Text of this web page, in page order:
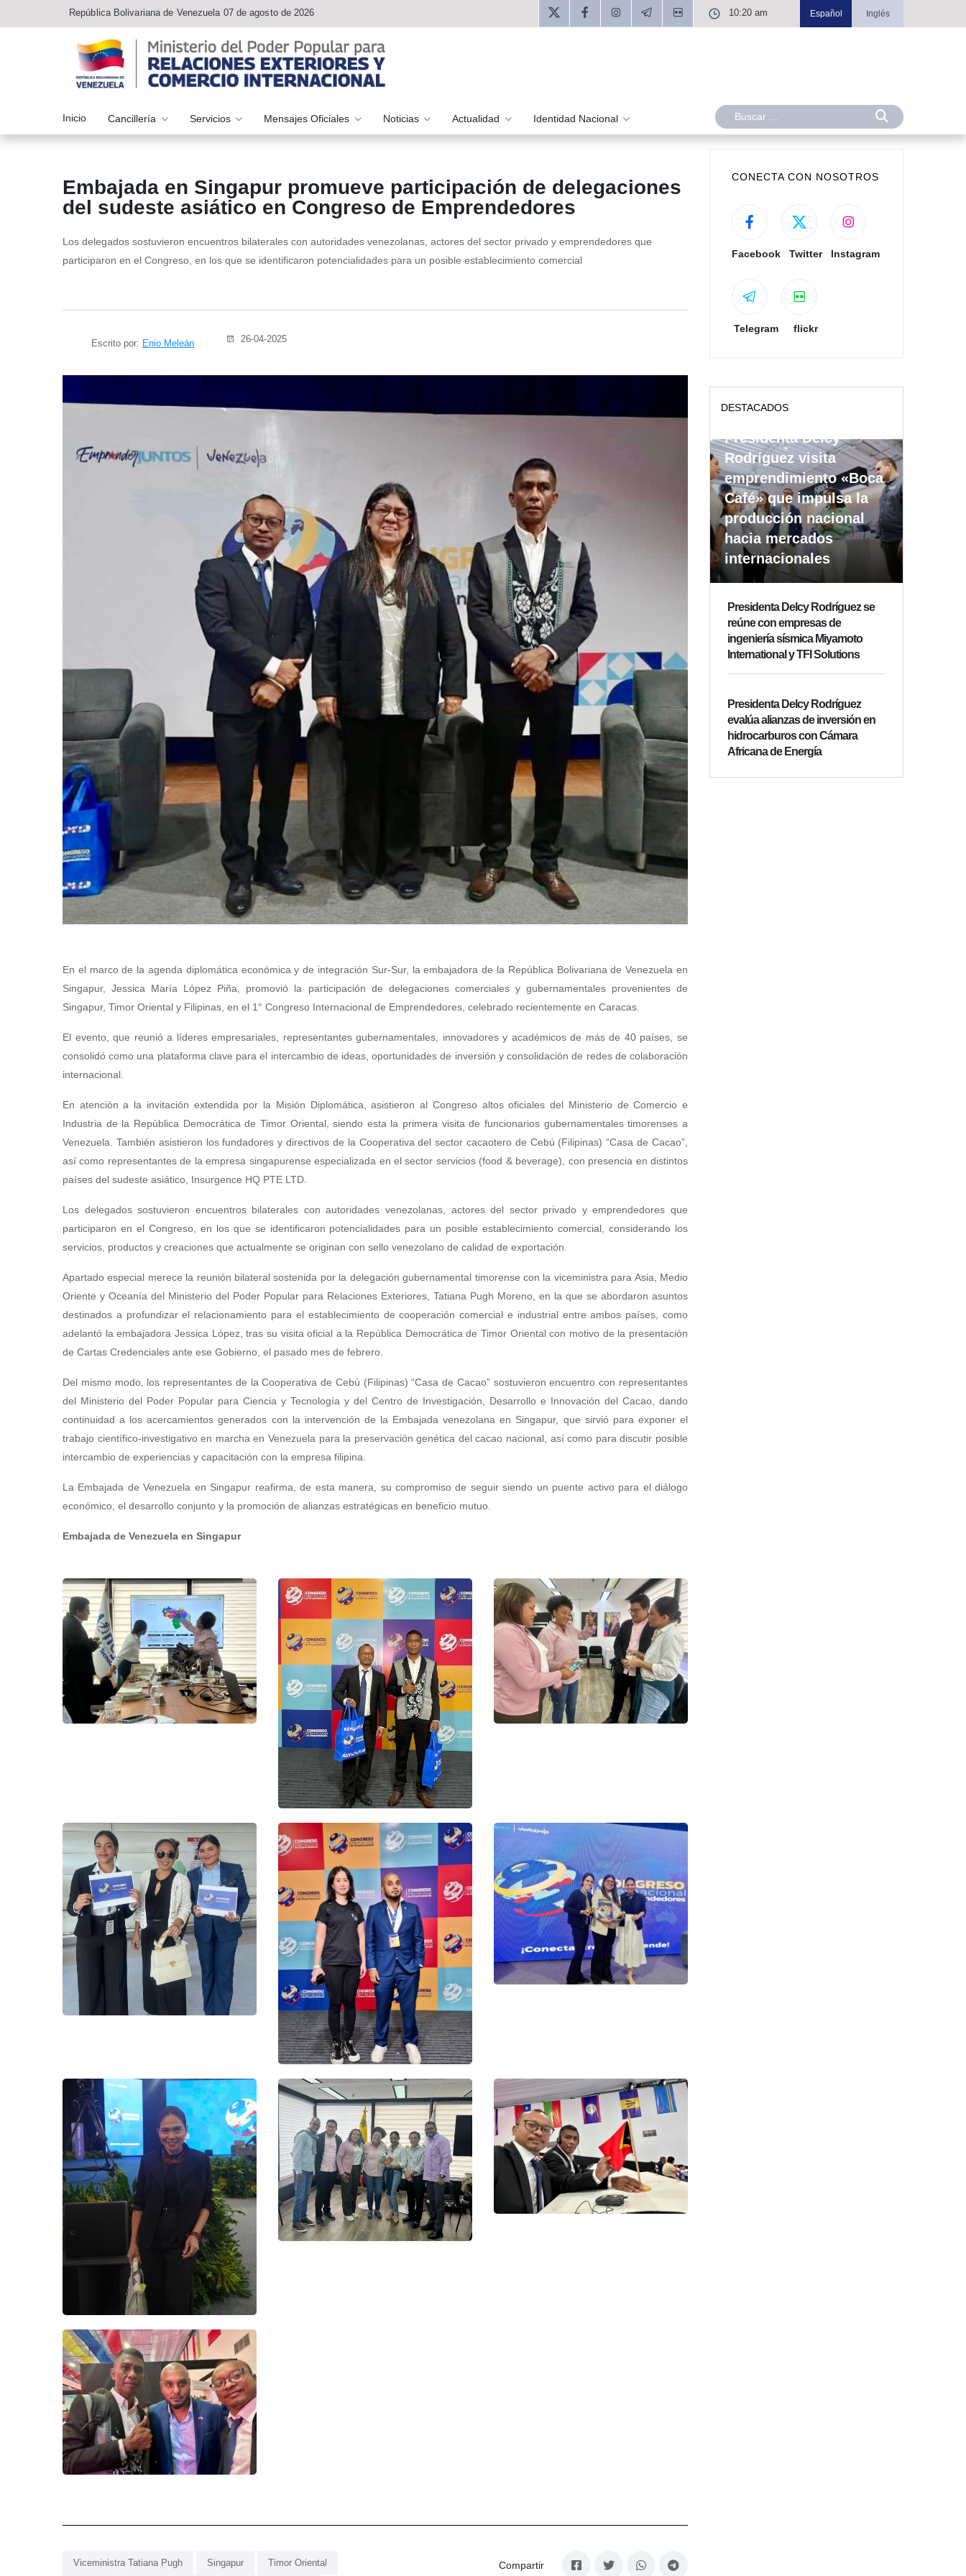
República Bolivariana de Venezuela 07 de agosto de 2026 10:20 am Español Inglés
Inicio Cancillería Servicios Mensajes Oficiales Noticias Actualidad Identidad Nacional
Embajada en Singapur promueve participación de delegaciones
del sudeste asiático en Congreso de Emprendedores
Los delegados sostuvieron encuentros bilaterales con autoridades venezolanas, actores del sector privado y emprendedores que
participaron en el Congreso, en los que se identificaron potencialidades para un posible establecimiento comercial
Escrito por: Enio Meleán 26-04-2025
En el marco de la agenda diplomática económica y de integración Sur-Sur, la embajadora de la República Bolivariana de Venezuela en
Singapur, Jessica María López Piña, promovió la participación de delegaciones comerciales y gubernamentales provenientes de
Singapur, Timor Oriental y Filipinas, en el 1° Congreso Internacional de Emprendedores, celebrado recientemente en Caracas.
El evento, que reunió a líderes empresariales, representantes gubernamentales, innovadores y académicos de más de 40 países, se
consolidó como una plataforma clave para el intercambio de ideas, oportunidades de inversión y consolidación de redes de colaboración
internacional.
En atención a la invitación extendida por la Misión Diplomática, asistieron al Congreso altos oficiales del Ministerio de Comercio e
Industria de la República Democrática de Timor Oriental, siendo esta la primera visita de funcionarios gubernamentales timorenses a
Venezuela. También asistieron los fundadores y directivos de la Cooperativa del sector cacaotero de Cebú (Filipinas) “Casa de Cacao”,
así como representantes de la empresa singapurense especializada en el sector servicios (food & beverage), con presencia en distintos
países del sudeste asiático, Insurgence HQ PTE LTD.
Los delegados sostuvieron encuentros bilaterales con autoridades venezolanas, actores del sector privado y emprendedores que
participaron en el Congreso, en los que se identificaron potencialidades para un posible establecimiento comercial, considerando los
servicios, productos y creaciones que actualmente se originan con sello venezolano de calidad de exportación.
Apartado especial merece la reunión bilateral sostenida por la delegación gubernamental timorense con la viceministra para Asia, Medio
Oriente y Oceanía del Ministerio del Poder Popular para Relaciones Exteriores, Tatiana Pugh Moreno, en la que se abordaron asuntos
destinados a profundizar el relacionamiento para el establecimiento de cooperación comercial e industrial entre ambos países, como
adelantó la embajadora Jessica López, tras su visita oficial a la República Democrática de Timor Oriental con motivo de la presentación
de Cartas Credenciales ante ese Gobierno, el pasado mes de febrero.
Del mismo modo, los representantes de la Cooperativa de Cebú (Filipinas) “Casa de Cacao” sostuvieron encuentro con representantes
del Ministerio del Poder Popular para Ciencia y Tecnología y del Centro de Investigación, Desarrollo e Innovación del Cacao, dando
continuidad a los acercamientos generados con la intervención de la Embajada venezolana en Singapur, que sirvió para exponer el
trabajo científico-investigativo en marcha en Venezuela para la preservación genética del cacao nacional, así como para discutir posible
intercambio de experiencias y capacitación con la empresa filipina.
La Embajada de Venezuela en Singapur reafirma, de esta manera, su compromiso de seguir siendo un puente activo para el diálogo
económico, el desarrollo conjunto y la promoción de alianzas estratégicas en beneficio mutuo.
Embajada de Venezuela en Singapur
Viceministra Tatiana Pugh Singapur Timor Oriental Compartir
CONECTA CON NOSOTROS
Facebook Twitter Instagram
Telegram flickr
DESTACADOS
Presidenta Delcy
Rodríguez visita
emprendimiento «Boca
Café» que impulsa la
producción nacional
hacia mercados
internacionales
Presidenta Delcy Rodríguez se
reúne con empresas de
ingeniería sísmica Miyamoto
International y TFI Solutions
Presidenta Delcy Rodríguez
evalúa alianzas de inversión en
hidrocarburos con Cámara
Africana de Energía